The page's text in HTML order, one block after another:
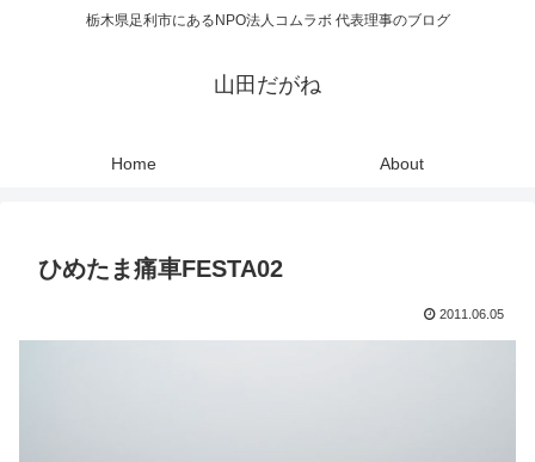
栃木県足利市にあるNPO法人コムラボ 代表理事のブログ
山田だがね
Home About
ひめたま痛車FESTA02
2011.06.05